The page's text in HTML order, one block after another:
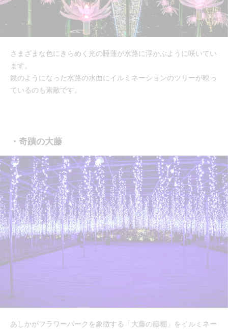
さまざまな色にきらめく光の睡蓮が水路に浮かぶように咲いてい
ます。
鏡のようになった水路の水面にイルミネーションのツリーが映っ
ているのも素敵です。
・奇蹟の大藤
あしかがフラワーパークを象徴する「大藤の藤棚」をイルミネー